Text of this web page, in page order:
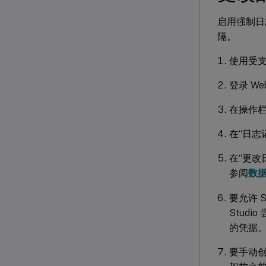
启用强制
隔。
使用受
登录
在操作
在“日志
在“更改
参阅数
要允许
Studio
的凭据
要手动